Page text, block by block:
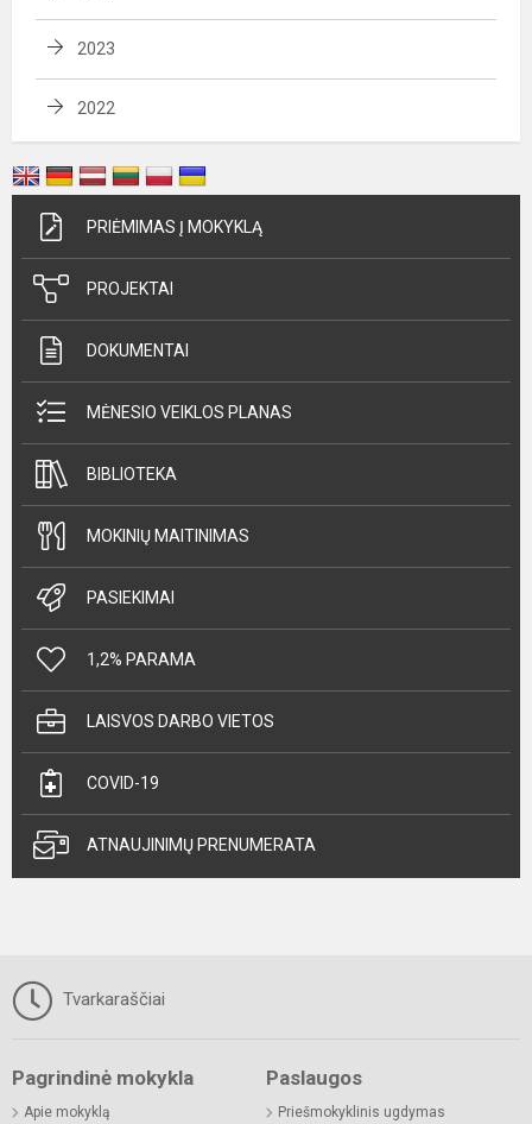
2023
2022
PRIĖMIMAS Į MOKYKLĄ
PROJEKTAI
DOKUMENTAI
MĖNESIO VEIKLOS PLANAS
BIBLIOTEKA
MOKINIŲ MAITINIMAS
PASIEKIMAI
1,2% PARAMA
LAISVOS DARBO VIETOS
COVID-19
ATNAUJINIMŲ PRENUMERATA
Tvarkaraščiai
Pagrindinė mokykla
Apie mokyklą
Paslaugos
Priešmokyklinis ugdymas